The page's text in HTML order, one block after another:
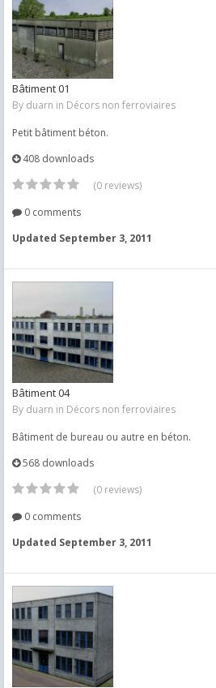
Bâtiment 01
By duarn in Décors non ferroviaires
Petit bâtiment béton.
408 downloads
(0 reviews)
0 comments
Updated September 3, 2011
Bâtiment 04
By duarn in Décors non ferroviaires
Bâtiment de bureau ou autre en béton.
568 downloads
(0 reviews)
0 comments
Updated September 3, 2011